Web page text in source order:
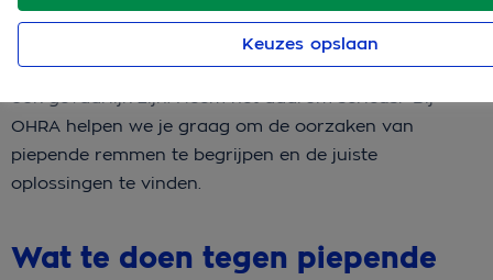
Piepende remmen zijn niet alleen irritant, ze kunnen
ook gevaarlijk zijn. Neem het daarom serieus! Bij
OHRA helpen we je graag om de oorzaken van
piepende remmen te begrijpen en de juiste
oplossingen te vinden.
Wat te doen tegen piepende
Keuzes opslaan